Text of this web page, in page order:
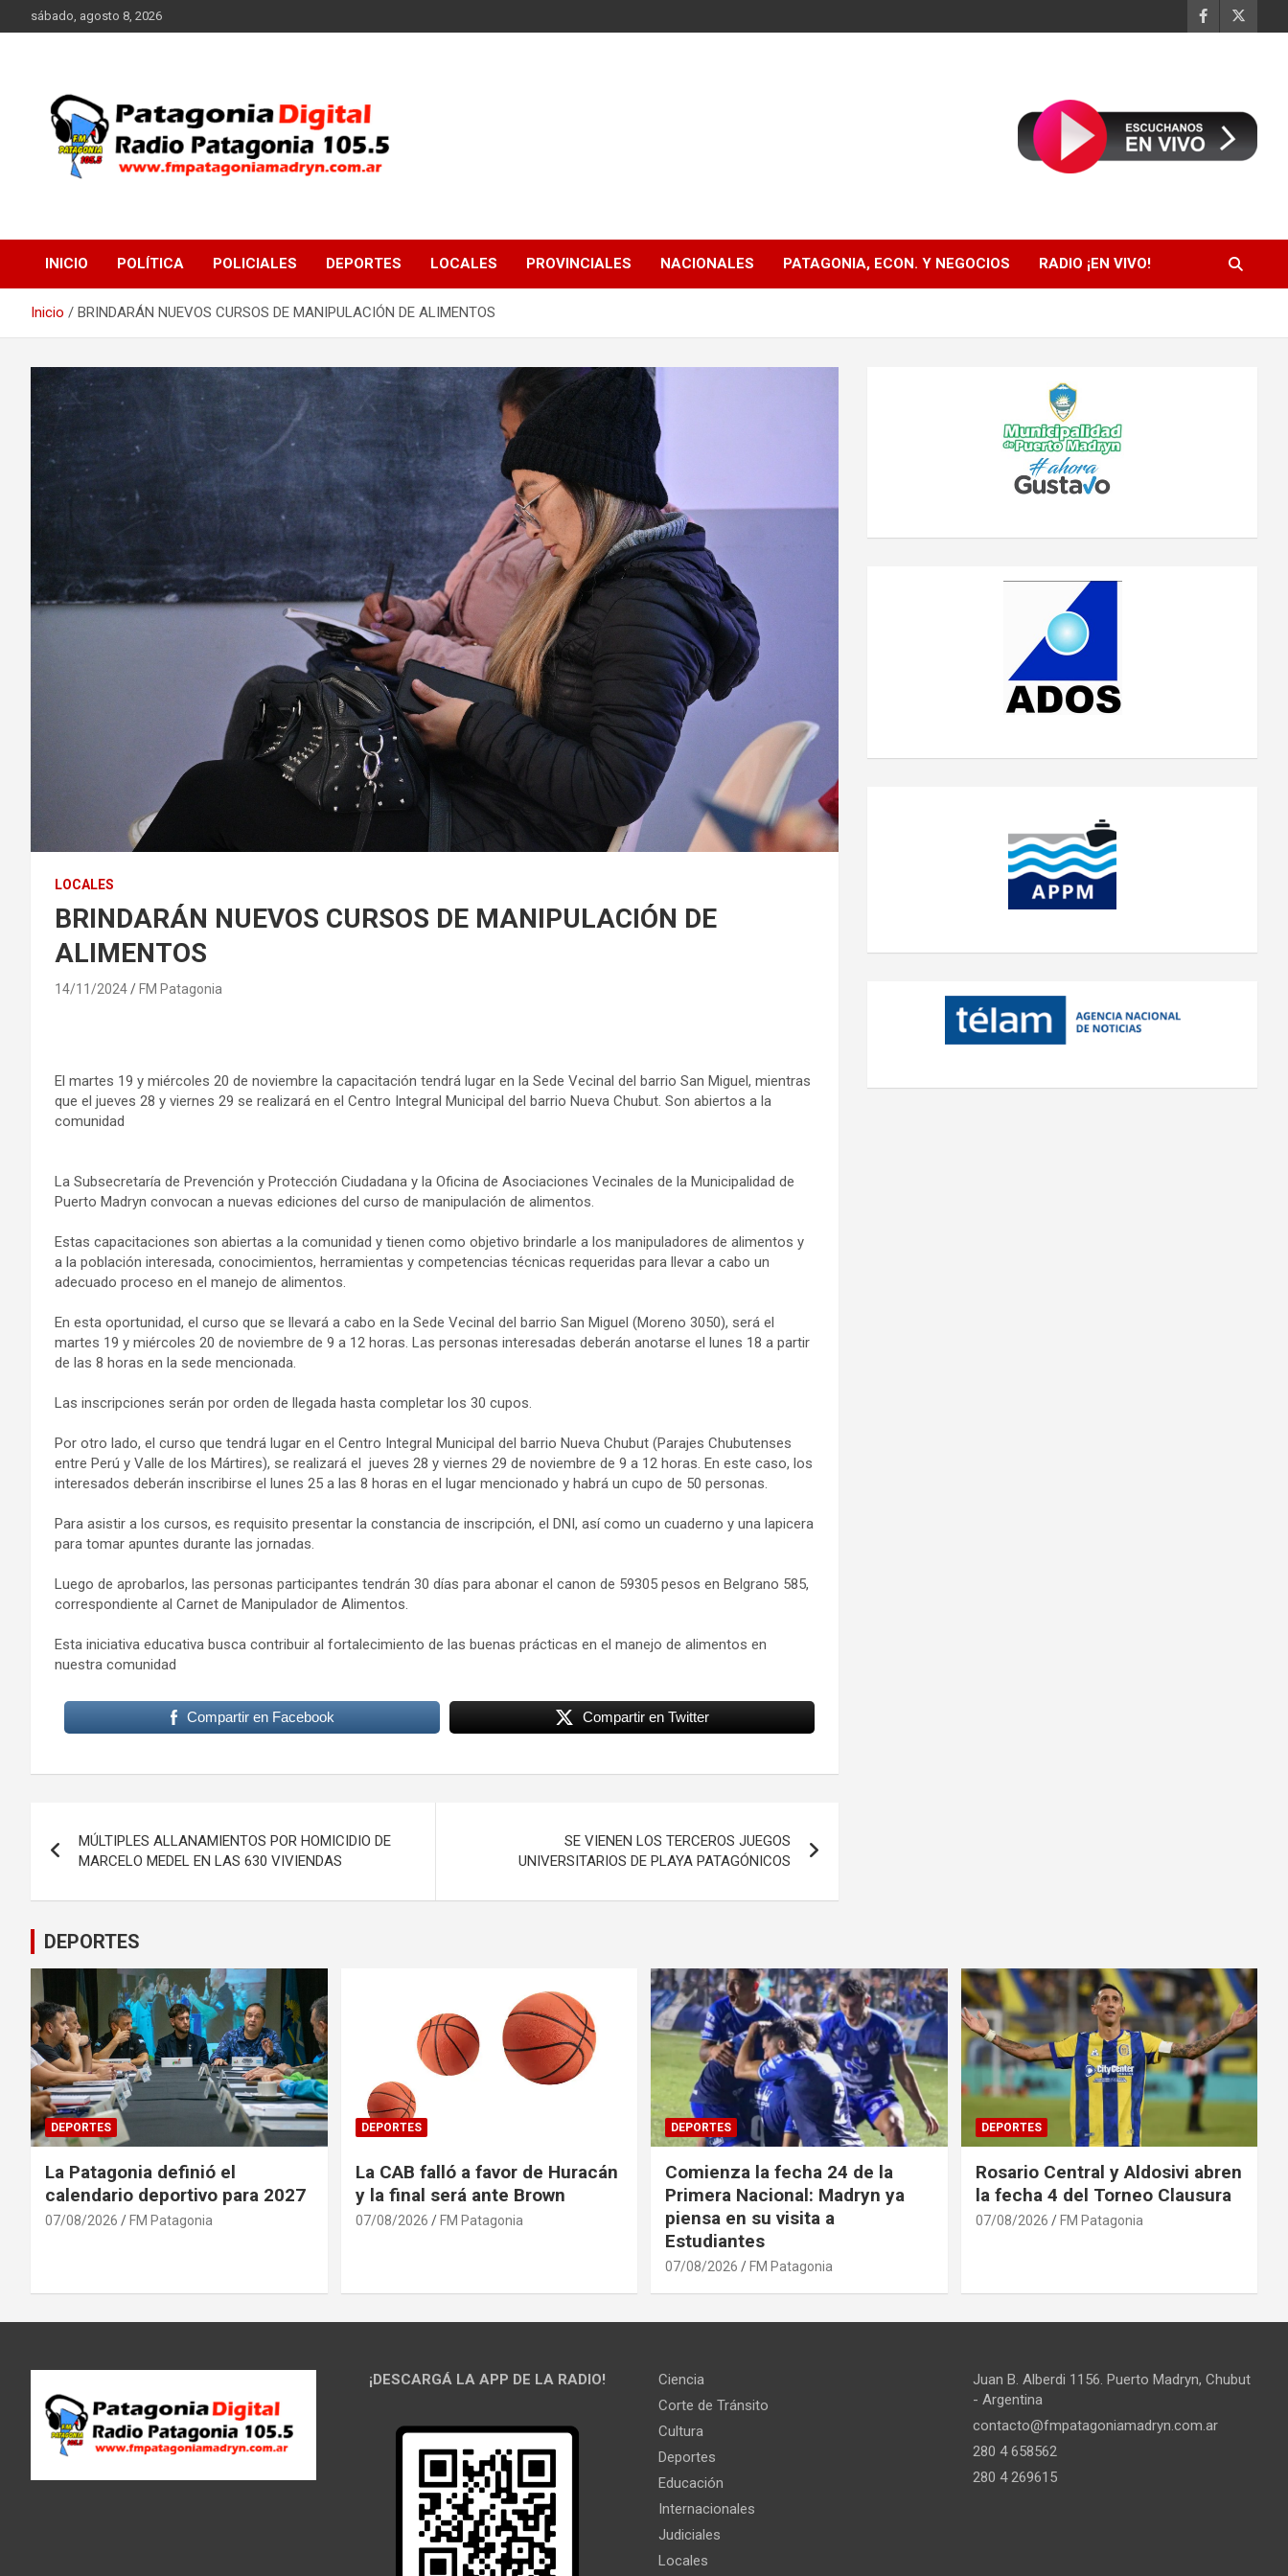
al
sábado, agosto 8, 2026
FM Patagonia Madryn
INICIO POLÍTICA POLICIALES DEPORTES LOCALES PROVINCIALES NACIONALES PATAGONIA, ECON. Y NEGOCIOS RADIO ¡EN VIVO!
Inicio BRINDARÁN NUEVOS CURSOS DE MANIPULACIÓN DE ALIMENTOS
LOCALES
BRINDARÁN NUEVOS CURSOS DE MANIPULACIÓN DE
ALIMENTOS
14/11/2024 FM Patagonia
El martes 19 y miércoles 20 de noviembre la capacitación tendrá lugar en la Sede Vecinal del barrio San Miguel, mientras
que el jueves 28 y viernes 29 se realizará en el Centro Integral Municipal del barrio Nueva Chubut. Son abiertos a la
comunidad
La Subsecretaría de Prevención y Protección Ciudadana y la Oficina de Asociaciones Vecinales de la Municipalidad de
Puerto Madryn convocan a nuevas ediciones del curso de manipulación de alimentos.
Estas capacitaciones son abiertas a la comunidad y tienen como objetivo brindarle a los manipuladores de alimentos y
a la población interesada, conocimientos, herramientas y competencias técnicas requeridas para llevar a cabo un
adecuado proceso en el manejo de alimentos.
En esta oportunidad, el curso que se llevará a cabo en la Sede Vecinal del barrio San Miguel (Moreno 3050), será el
martes 19 y miércoles 20 de noviembre de 9 a 12 horas. Las personas interesadas deberán anotarse el lunes 18 a partir
de las 8 horas en la sede mencionada.
Las inscripciones serán por orden de llegada hasta completar los 30 cupos.
Por otro lado, el curso que tendrá lugar en el Centro Integral Municipal del barrio Nueva Chubut (Parajes Chubutenses
entre Perú y Valle de los Mártires), se realizará el jueves 28 y viernes 29 de noviembre de 9 a 12 horas. En este caso, los
interesados deberán inscribirse el lunes 25 a las 8 horas en el lugar mencionado y habrá un cupo de 50 personas.
Para asistir a los cursos, es requisito presentar la constancia de inscripción, el DNI, así como un cuaderno y una lapicera
para tomar apuntes durante las jornadas.
Luego de aprobarlos, las personas participantes tendrán 30 días para abonar el canon de 59305 pesos en Belgrano 585,
correspondiente al Carnet de Manipulador de Alimentos.
Esta iniciativa educativa busca contribuir al fortalecimiento de las buenas prácticas en el manejo de alimentos en
nuestra comunidad
Compartir en Facebook Compartir en Twitter
de
entradas
MÚLTIPLES ALLANAMIENTOS POR HOMICIDIO DE
MARCELO MEDEL EN LAS 630 VIVIENDAS
SE VIENEN LOS TERCEROS JUEGOS
UNIVERSITARIOS DE PLAYA PATAGÓNICOS
DEPORTES
DEPORTES
La Patagonia definió el
calendario deportivo para 2027
07/08/2026 FM Patagonia
DEPORTES
La CAB falló a favor de Huracán
y la final será ante Brown
07/08/2026 FM Patagonia
DEPORTES
Comienza la fecha 24 de la
Primera Nacional: Madryn ya
piensa en su visita a
Estudiantes
07/08/2026 FM Patagonia
DEPORTES
Rosario Central y Aldosivi abren
la fecha 4 del Torneo Clausura
07/08/2026 FM Patagonia
¡DESCARGÁ LA APP DE LA RADIO!
Ciencia
Corte de Tránsito
Cultura
Deportes
Educación
Internacionales
Judiciales
Locales
Juan B. Alberdi 1156. Puerto Madryn, Chubut
- Argentina
contacto@fmpatagoniamadryn.com.ar
280 4 658562
280 4 269615